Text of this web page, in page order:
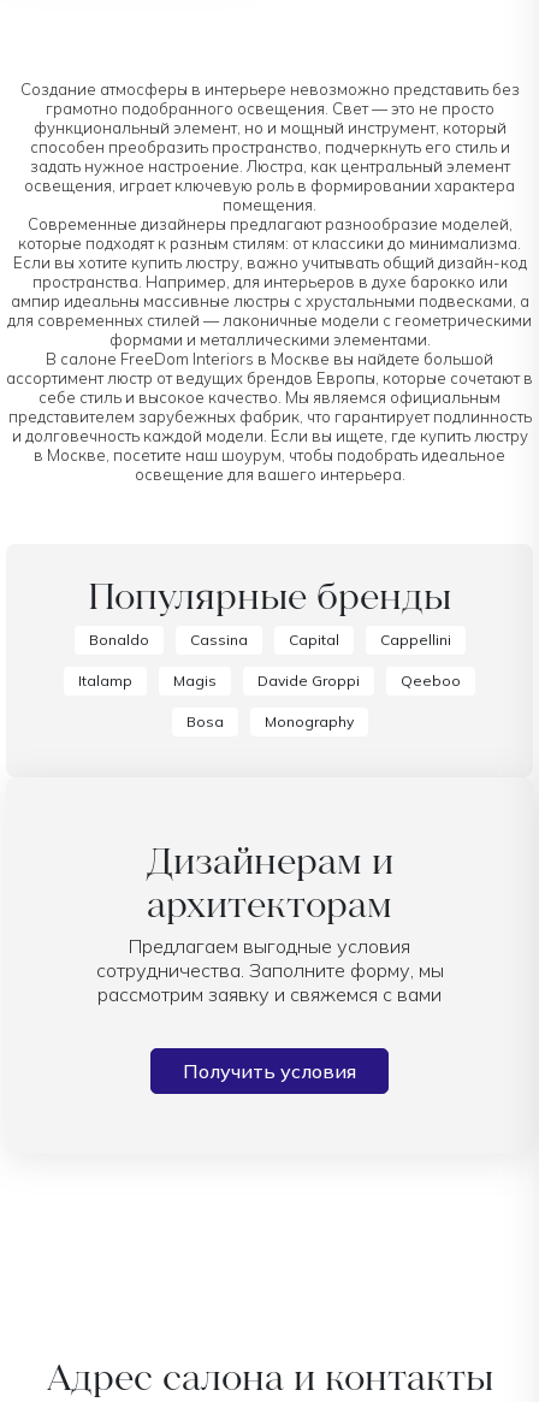
Создание атмосферы в интерьере невозможно представить без
грамотно подобранного освещения. Свет — это не просто
функциональный элемент, но и мощный инструмент, который
способен преобразить пространство, подчеркнуть его стиль и
задать нужное настроение. Люстра, как центральный элемент
освещения, играет ключевую роль в формировании характера
помещения.
Современные дизайнеры предлагают разнообразие моделей,
которые подходят к разным стилям: от классики до минимализма.
Если вы хотите купить люстру, важно учитывать общий дизайн-код
пространства. Например, для интерьеров в духе барокко или
ампир идеальны массивные люстры с хрустальными подвесками, а
для современных стилей — лаконичные модели с геометрическими
формами и металлическими элементами.
В салоне FreeDom Interiors в Москве вы найдете большой
ассортимент люстр от ведущих брендов Европы, которые сочетают в
себе стиль и высокое качество. Мы являемся официальным
представителем зарубежных фабрик, что гарантирует подлинность
и долговечность каждой модели. Если вы ищете, где купить люстру
в Москве, посетите наш шоурум, чтобы подобрать идеальное
освещение для вашего интерьера.
Популярные бренды
Bonaldo Cassina Capital Cappellini
Italamp Magis Davide Groppi Qeeboo
Bosa Monography
Дизайнерам и
архитекторам
Предлагаем выгодные условия
сотрудничества. Заполните форму, мы
рассмотрим заявку и свяжемся с вами
Получить условия
Адрес салона и контакты